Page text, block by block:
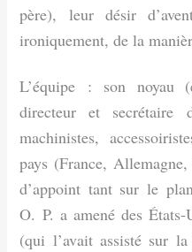
père), leur désir
ironiquement, de la
L’équipe : son noyau
directeur et secrétaire
machinistes,
pays (France,
d’appoint tant sur le
O. P. a amené des
(qui l’avait assisté sur